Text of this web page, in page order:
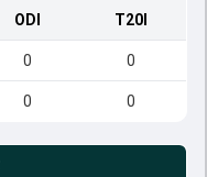
ODI T20I
0 0
0 0